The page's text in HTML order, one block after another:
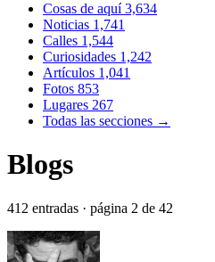
Cosas de aquí3,634
Noticias 1,741
Calles 1,544
Curiosidades 1,242
Artículos 1,041
Fotos 853
Lugares 267
Todas las secciones →
Blogs
412 entradas · página 2 de 42